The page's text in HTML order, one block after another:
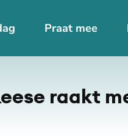
Praat mee
De weergave van deze
raakt